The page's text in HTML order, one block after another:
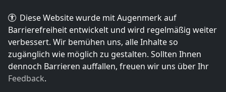
Diese Website wurde mit Augenmerk auf
Barrierefreiheit entwickelt und wird regelmäßig weiter
verbessert. Wir bemühen uns, alle Inhalte so
zugänglich wie möglich zu gestalten. Sollten Ihnen
dennoch Barrieren auffallen, freuen wir uns über Ihr
Feedback.